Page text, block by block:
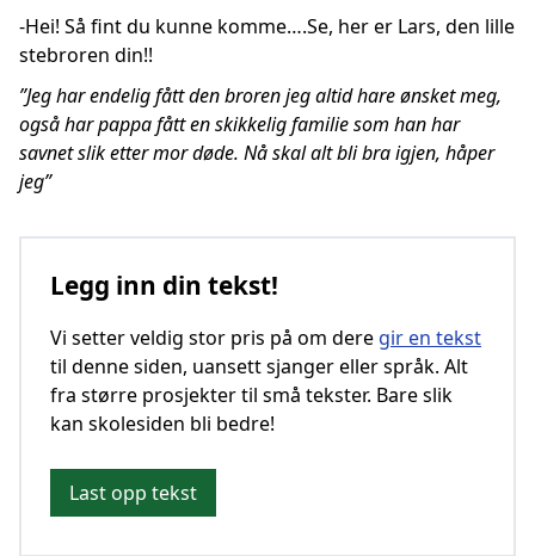
-Hei! Så fint du kunne komme….Se, her er Lars, den lille
stebroren din!!
”Jeg har endelig fått den broren jeg altid hare ønsket meg,
også har pappa fått en skikkelig familie som han har
savnet slik etter mor døde. Nå skal alt bli bra igjen, håper
jeg”
Legg inn din tekst!
Vi setter veldig stor pris på om dere gir en tekst
til denne siden, uansett sjanger eller språk. Alt
fra større prosjekter til små tekster. Bare slik
kan skolesiden bli bedre!
Last opp tekst